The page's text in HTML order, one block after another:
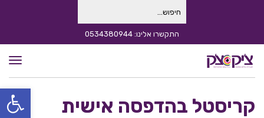
פתח
עבור: התקשרו אלינו: 0534380944
קריסטל בהדפסה אישית